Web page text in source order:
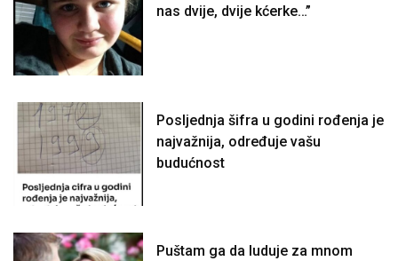
nas dvije, dvije kćerke…”
Posljednja šifra u godini rođenja je
najvažnija, određuje vašu
budućnost
Puštam ga da luduje za mnom